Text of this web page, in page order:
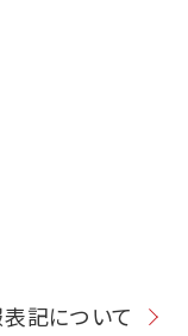
記について